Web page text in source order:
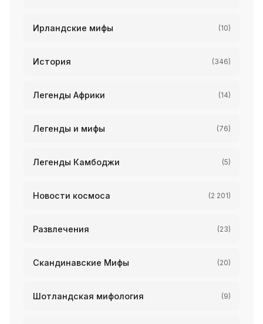
Ирландские мифы (10)
История (346)
Легенды Африки (14)
Легенды и мифы (76)
Легенды Камбоджи (5)
Новости космоса (2 201)
Развлечения (23)
Скандинавские Мифы (20)
Шотландская мифология (9)